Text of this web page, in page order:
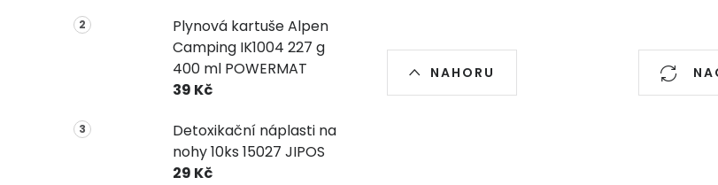
Plynová kartuše Alpen
Camping IK1004 227 g
400 ml POWERMAT
39 Kč
Detoxikační náplasti na
nohy 10ks 15027 JIPOS
29 Kč
Ovládací prvky výpisu
NAHORU